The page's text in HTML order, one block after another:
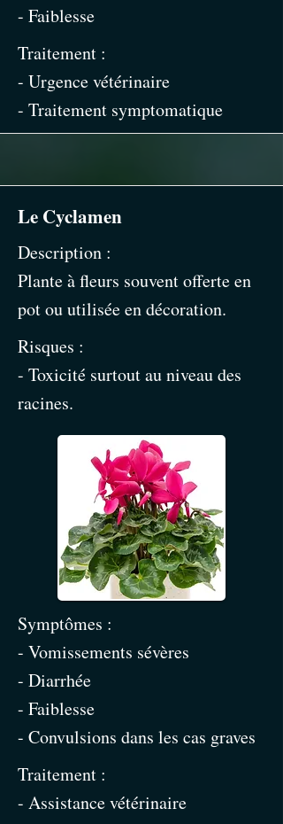
- Faiblesse
Traitement :
- Urgence vétérinaire
- Traitement symptomatique
Le Cyclamen
Description :
Plante à fleurs souvent offerte en
pot ou utilisée en décoration.
Risques :
- Toxicité surtout au niveau des
racines.
Symptômes :
- Vomissements sévères
- Diarrhée
- Faiblesse
- Convulsions dans les cas graves
Traitement :
- Assistance vétérinaire